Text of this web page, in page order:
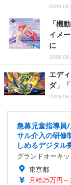
「機
イメ
に
エデ
ダ」
急募児童指導員
サル介入の研修
しめるデジタル
グランドオーキ
東京都
月給25万円